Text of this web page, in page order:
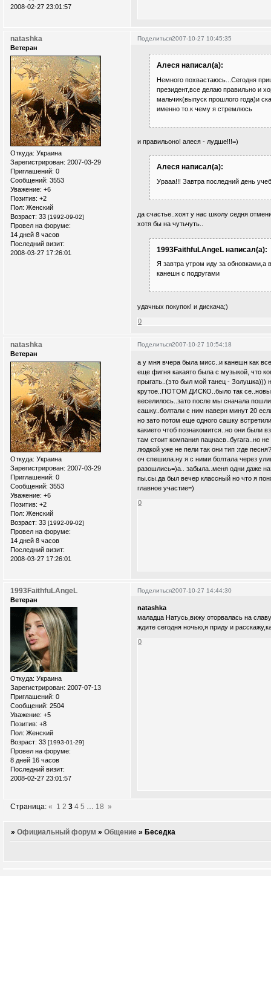
2008-02-27 23:01:57
Поделиться2007-10-27 10:45:35
natashka
Ветеран
Откуда: Украина
Зарегистрирован: 2007-03-29
Приглашений: 0
Сообщений: 3553
Уважение: +6
Позитив: +2
Пол: Женский
Возраст: 33 [1992-09-02]
Провел на форуме:
14 дней 8 часов
Последний визит:
2008-03-27 17:26:01
Алеся написал(а):
Немного похвастаюсь...Сегодня
президент,все делаю правильно и
мальчик(выпуск прошлого года)и
именно то.к чему я стремлюсь
и правильоно! алеся - лудше!!!=)
Алеся написал(а):
Урааа!!! Завтра последний день
да счастье..хоят у нас школу седня
хотя бы на чутьчуть..
1993FaithfuLAngeL написал(а):
Я завтра утром иду за обновками,а
канешн с подругами
удачных покупок! и дискача;)
0
Поделиться2007-10-27 10:54:18
natashka
Ветеран
Откуда: Украина
Зарегистрирован: 2007-03-29
Приглашений: 0
Сообщений: 3553
Уважение: +6
Позитив: +2
Пол: Женский
Возраст: 33 [1992-09-02]
Провел на форуме:
14 дней 8 часов
Последний визит:
2008-03-27 17:26:01
а у мня вчера была мисс..и канешн как
еще фигня какаято была с музыкой, что
прыгать..(это был мой танец - Золушка)))
крутое..ПОТОМ ДИСКО..было так
веселилось..зато после мы сначала
сашку..болтали с ним наверн минут 20
но зато потом еще одного сашку
какието чтоб познакомится..но они были
там стоит компания пацнасв..бугага..но
людкой уже не пели так они тип :где
оч спешила.ну я с ними болтала через
разошлись=)а.. забыла..меня одни даже
пы.сы.да был вечер классный но что я
главное участие=)
0
Поделиться2007-10-27 14:44:30
1993FaithfuLAngeL
Ветеран
Откуда: Украина
Зарегистрирован: 2007-07-13
Приглашений: 0
Сообщений: 2504
Уважение: +5
Позитив: +8
Пол: Женский
Возраст: 33 [1993-01-29]
Провел на форуме:
8 дней 16 часов
Последний визит:
2008-02-27 23:01:57
natashka
маладца Натусь,вижу оторвалась на
ждите сегодня ночью,я приду и
0
Страница:« 1 2 3 4 5 … 18 »
»Официальный форум »Общение »Беседка